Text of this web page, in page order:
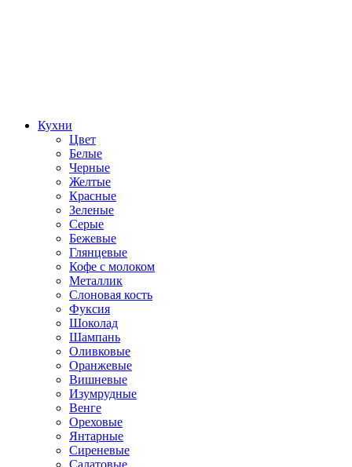
Кухни
Цвет
Белые
Черные
Желтые
Красные
Зеленые
Серые
Бежевые
Глянцевые
Кофе с молоком
Металлик
Слоновая кость
Фуксия
Шоколад
Шампань
Оливковые
Оранжевые
Вишневые
Изумрудные
Венге
Ореховые
Янтарные
Сиреневые
Салатовые